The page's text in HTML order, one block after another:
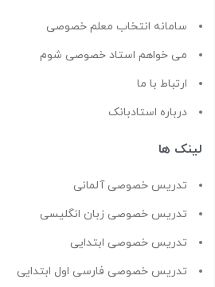
سامانه انتخاب معلم خصوصی
می خواهم استاد خصوصی شوم
ارتباط با ما
درباره استادبانک
لینک ها
تدریس خصوصی آلمانی
تدریس خصوصی زبان انگلیسی
تدریس خصوصی ابتدایی
تدریس خصوصی فارسی اول ابتدایی